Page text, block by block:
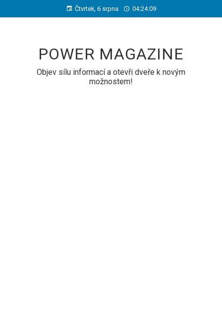
Čtvrtek, 6 srpna 04:24:10
POWER MAGAZINE
Objev sílu informací a otevři dveře k novým
možnostem!